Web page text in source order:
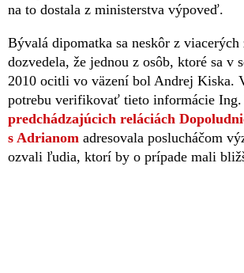
na to dostala z ministerstva výpoveď.
Bývalá dipomatka sa neskôr z
dozvedela, že jednou z osôb, ktoré sa v
2010 ocitli vo väzení bol Andrej Kiska.
potrebu verifikovať tieto informácie
predchádzajúcich reláciách
s Adrianom adresovala poslucháčom
ozvali ľudia, ktorí by o prípade mali